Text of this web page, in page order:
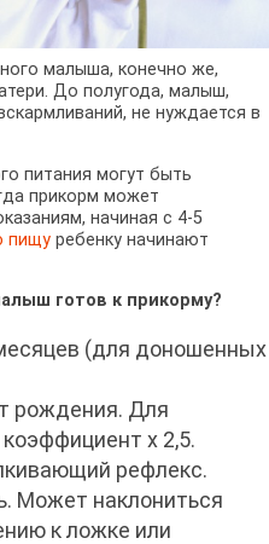
малыша, конечно же,
До полугода, малыш,
не нуждается в
питания могут быть
прикорм может
начиная с 4-5
пищуребенку начинают
готов к прикорму?
(для доношенных
рождения. Для
х 2,5.
рефлекс.
Может наклониться
к ложке или